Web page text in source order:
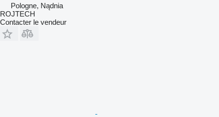
Pologne, Nądnia
ROJTECH
Contacter le vendeur